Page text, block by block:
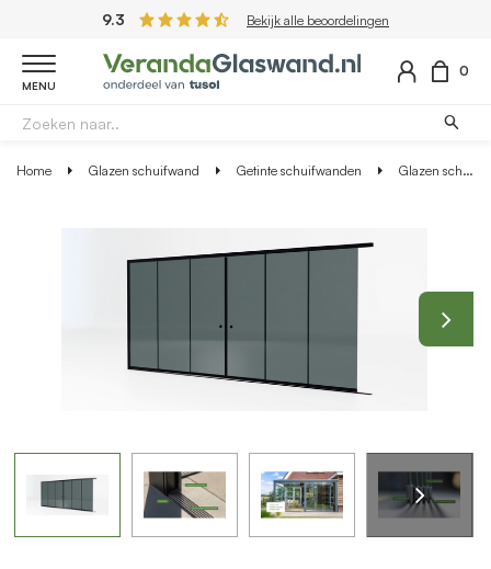
9.3 Bekijk alle beoordelingen
MENU
0
Home Glazen schuifwand Getinte schuifwanden Glazen schuifwand zwart - Getint glas - Lange 3 rail met 6 glaspanelen tot 578 cm breed